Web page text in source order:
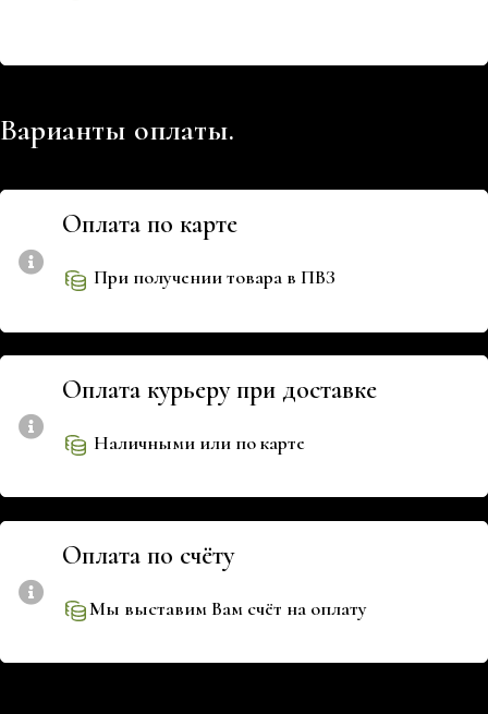
Варианты оплаты.
Оплата по карте
При получении товара в ПВЗ
Оплата курьеру при доставке
Наличными или по карте
Оплата по счёту
Мы выставим Вам счёт на оплату